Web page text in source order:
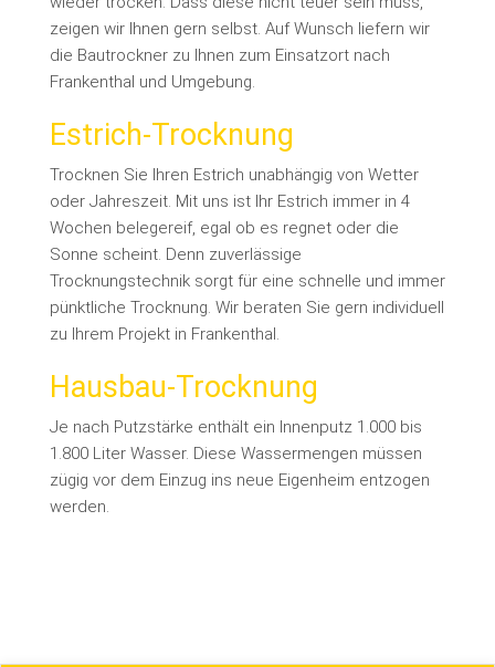
zeigen wir Ihnen gern selbst. Auf Wunsch liefern wir
die Bautrockner zu Ihnen zum Einsatzort nach
Frankenthal und Umgebung.
Estrich-Trocknung
Trocknen Sie Ihren Estrich unabhängig von Wetter
oder Jahreszeit. Mit uns ist Ihr Estrich immer in 4
Wochen belegereif, egal ob es regnet oder die
Sonne scheint. Denn zuverlässige
Trocknungstechnik sorgt für eine schnelle und immer
pünktliche Trocknung. Wir beraten Sie gern individuell
zu Ihrem Projekt in Frankenthal.
Hausbau-Trocknung
Je nach Putzstärke enthält ein Innenputz 1.000 bis
1.800 Liter Wasser. Diese Wassermengen müssen
zügig vor dem Einzug ins neue Eigenheim entzogen
werden.